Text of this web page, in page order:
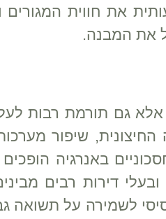
את חווית המגורים
את המבנה.
גם תורמת רבות
שיפור
באנרגיה
דירות רבים
לשמירה על תשואה